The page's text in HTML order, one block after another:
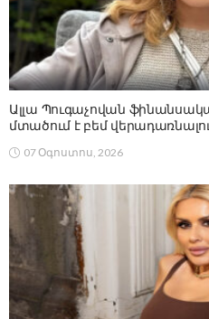
Ալլա Պուգաչովան
մտածում է բեմ
07 Օգոստոս, 2026